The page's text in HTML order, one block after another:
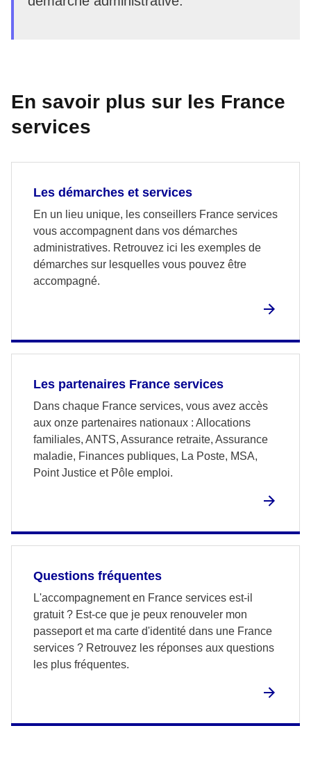
En savoir plus sur les France
services
Les démarches et services
En un lieu unique, les conseillers France services
vous accompagnent dans vos démarches
administratives. Retrouvez ici les exemples de
démarches sur lesquelles vous pouvez être
accompagné.
Les partenaires France services
Dans chaque France services, vous avez accès
aux onze partenaires nationaux : Allocations
familiales, ANTS, Assurance retraite, Assurance
maladie, Finances publiques, La Poste, MSA,
Point Justice et Pôle emploi.
Questions fréquentes
L'accompagnement en France services est-il
gratuit ? Est-ce que je peux renouveler mon
passeport et ma carte d'identité dans une France
services ? Retrouvez les réponses aux questions
les plus fréquentes.